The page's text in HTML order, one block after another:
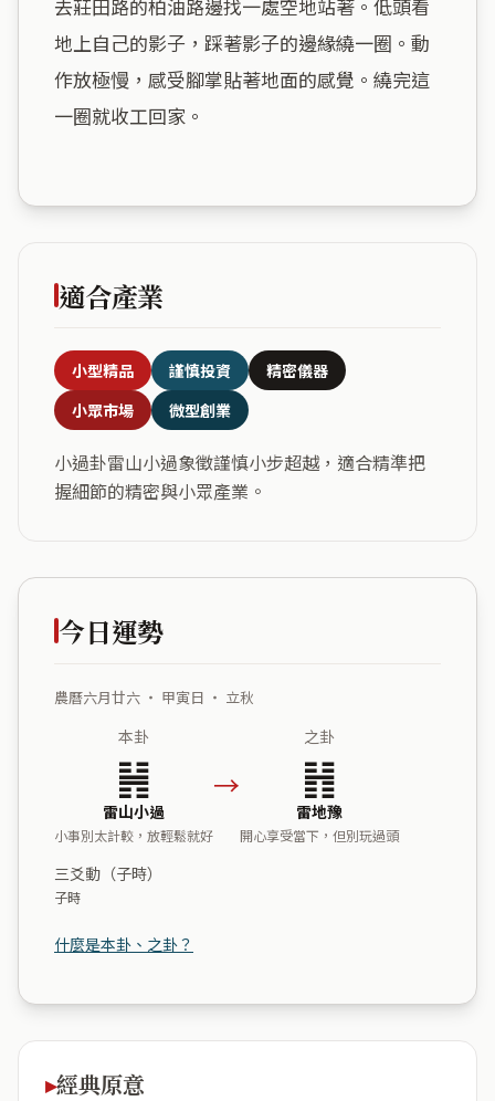
去莊田路的柏油路邊找一處空地站著。低頭看
地上自己的影子，踩著影子的邊緣繞一圈。動
作放極慢，感受腳掌貼著地面的感覺。繞完這
一圈就收工回家。
適合產業
小型精品 謹慎投資
精密儀器
小眾市場
微型創業
小過卦雷山小過象徵謹慎小步超越，適合精準把
握細節的精密與小眾產業。
今日運勢
農曆六月廿六 ・ 甲寅日 ・ 立秋
本卦
䷽
雷山小過
小事別太計較，放輕鬆就好
→
之卦
䷏
雷地豫
開心享受當下，但別玩過頭
三爻動（子時）
子時
什麼是本卦、之卦？
經典原意